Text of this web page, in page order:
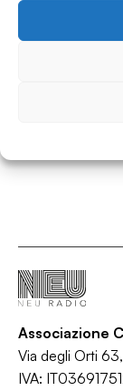
Portico w/
Associazione
Via degli Orti
IVA: